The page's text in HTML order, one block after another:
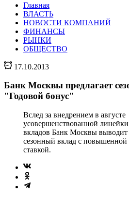
Главная
ВЛАСТЬ
НОВОСТИ КОМПАНИЙ
ФИНАНСЫ
РЫНКИ
ОБЩЕСТВО
17.10.2013
Банк Москвы предлагает
"Годовой бонус"
Вслед за внедрением в августе
усовершенствованной
вкладов Банк Москвы
сезонный вклад с повышенной
ставкой.